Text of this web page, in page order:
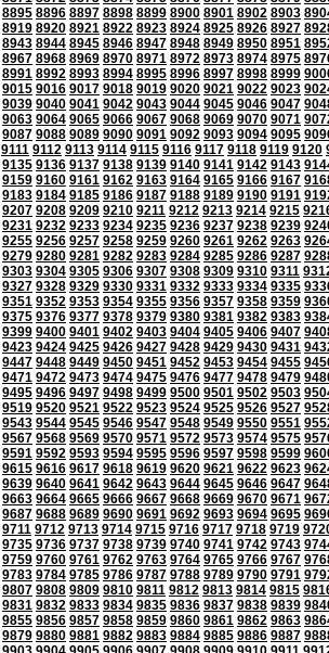
8895 8896 8897 8898 8899 8900 8901 8902 8903
8919 8920 8921 8922 8923 8924 8925 8926 8927
8943 8944 8945 8946 8947 8948 8949 8950 8951
8967 8968 8969 8970 8971 8972 8973 8974 8975
8991 8992 8993 8994 8995 8996 8997 8998 8999
9015 9016 9017 9018 9019 9020 9021 9022 9023
9039 9040 9041 9042 9043 9044 9045 9046 9047
9063 9064 9065 9066 9067 9068 9069 9070 9071
9087 9088 9089 9090 9091 9092 9093 9094 9095
9111 9112 9113 9114 9115 9116 9117 9118 9119 9120
9135 9136 9137 9138 9139 9140 9141 9142 9143
9159 9160 9161 9162 9163 9164 9165 9166 9167
9183 9184 9185 9186 9187 9188 9189 9190 9191
9207 9208 9209 9210 9211 9212 9213 9214 9215
9231 9232 9233 9234 9235 9236 9237 9238 9239
9255 9256 9257 9258 9259 9260 9261 9262 9263
9279 9280 9281 9282 9283 9284 9285 9286 9287
9303 9304 9305 9306 9307 9308 9309 9310 9311
9327 9328 9329 9330 9331 9332 9333 9334 9335
9351 9352 9353 9354 9355 9356 9357 9358 9359
9375 9376 9377 9378 9379 9380 9381 9382 9383
9399 9400 9401 9402 9403 9404 9405 9406 9407
9423 9424 9425 9426 9427 9428 9429 9430 9431
9447 9448 9449 9450 9451 9452 9453 9454 9455
9471 9472 9473 9474 9475 9476 9477 9478 9479
9495 9496 9497 9498 9499 9500 9501 9502 9503
9519 9520 9521 9522 9523 9524 9525 9526 9527
9543 9544 9545 9546 9547 9548 9549 9550 9551
9567 9568 9569 9570 9571 9572 9573 9574 9575
9591 9592 9593 9594 9595 9596 9597 9598 9599
9615 9616 9617 9618 9619 9620 9621 9622 9623
9639 9640 9641 9642 9643 9644 9645 9646 9647
9663 9664 9665 9666 9667 9668 9669 9670 9671
9687 9688 9689 9690 9691 9692 9693 9694 9695
9711 9712 9713 9714 9715 9716 9717 9718 9719
9735 9736 9737 9738 9739 9740 9741 9742 9743
9759 9760 9761 9762 9763 9764 9765 9766 9767
9783 9784 9785 9786 9787 9788 9789 9790 9791
9807 9808 9809 9810 9811 9812 9813 9814 9815
9831 9832 9833 9834 9835 9836 9837 9838 9839
9855 9856 9857 9858 9859 9860 9861 9862 9863
9879 9880 9881 9882 9883 9884 9885 9886 9887